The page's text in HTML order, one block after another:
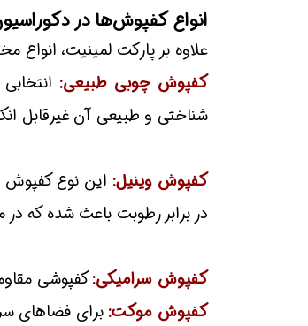
انواع کفپوش‌ها در
علاوه بر پارکت لمینیت، انواع
کفپوش چوبی طبیعی:
شناختی و طبیعی آن غیرقابل
کفپوش وینیل: این نوع کفپوش
در برابر رطوبت باعث شده که
کفپوش سرامیکی:کفپوشی
کفپوش موکت: برای فضاهای